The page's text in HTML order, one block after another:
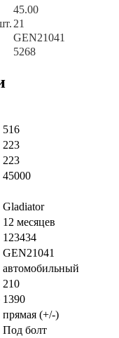
45.00
21
GEN21041
5268
516
223
223
45000
Gladiator
12 месяцев
123434
GEN21041
автомобильный
210
1390
прямая (+/-)
Под болт